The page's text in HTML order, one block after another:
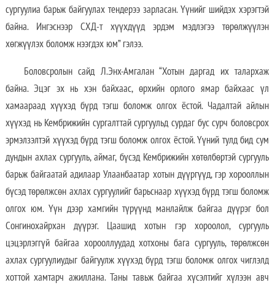
сургуулиа барьж байгуулах тендерээ зарласан. Үүнийг шийдэх хэрэгтэй
байна. Ингэснээр СХД-т хүүхдүүд эрдэм мэдлэгээ төрөлжүүлэн
хөгжүүлэх боломж нээгдэх юм” гэлээ.
Боловсролын сайд Л.Энх-Амгалан “Хотын даргад их талархаж
байна. Эцэг эх нь хэн байхаас, өрхийн орлого ямар байхаас үл
хамаараад хүүхэд бүрд тэгш боломж олгох ёстой. Чадалтай айлын
хүүхэд нь Кембрижийн сургалттай сургуульд сурдаг бус сурч боловсрох
эрмэлзэлтэй хүүхэд бүрд тэгш боломж олгох ёстой. Үүний тулд бид сум
дундын ахлах сургууль, аймаг, бүсэд Кембрижийн хөтөлбөртэй сургууль
барьж байгаатай адилаар Улаанбаатар хотын дүүргүүд, гэр хорооллын
бүсэд төрөлжсөн ахлах сургуулийг барьснаар хүүхэд бүрд тэгш боломж
олгох юм. Үүн дээр хамгийн түрүүнд манлайлж байгаа дүүрэг бол
Сонгинохайрхан дүүрэг. Цаашид хотын гэр хороолол, сургууль
цэцэрлэггүй байгаа хорооллуудад хотхоны бага сургууль, төрөлжсөн
ахлах сургуулиудыг байгуулж хүүхэд бүрд тэгш боломж олгох чиглэлд
хоттой хамтарч ажиллана. Таны тавьж байгаа хүсэлтийг хүлээн авч